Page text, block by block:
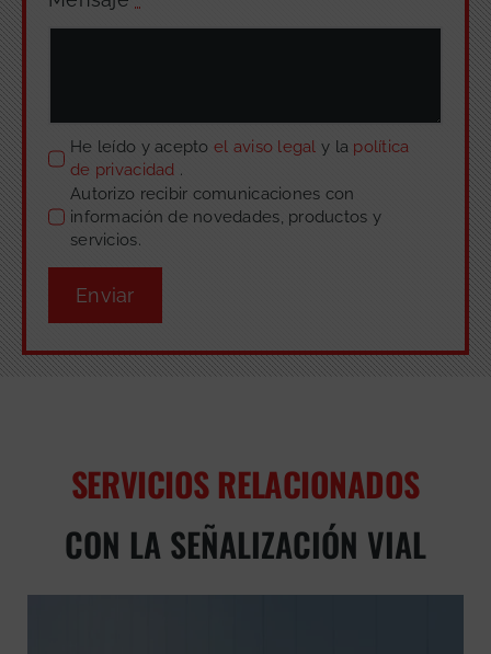
He leído y acepto el aviso legaly la política
de privacidad .
Autorizo recibir comunicaciones con
información de novedades, productos y
servicios.
Enviar
SERVICIOS RELACIONADOS
CON LA SEÑALIZACIÓN VIAL